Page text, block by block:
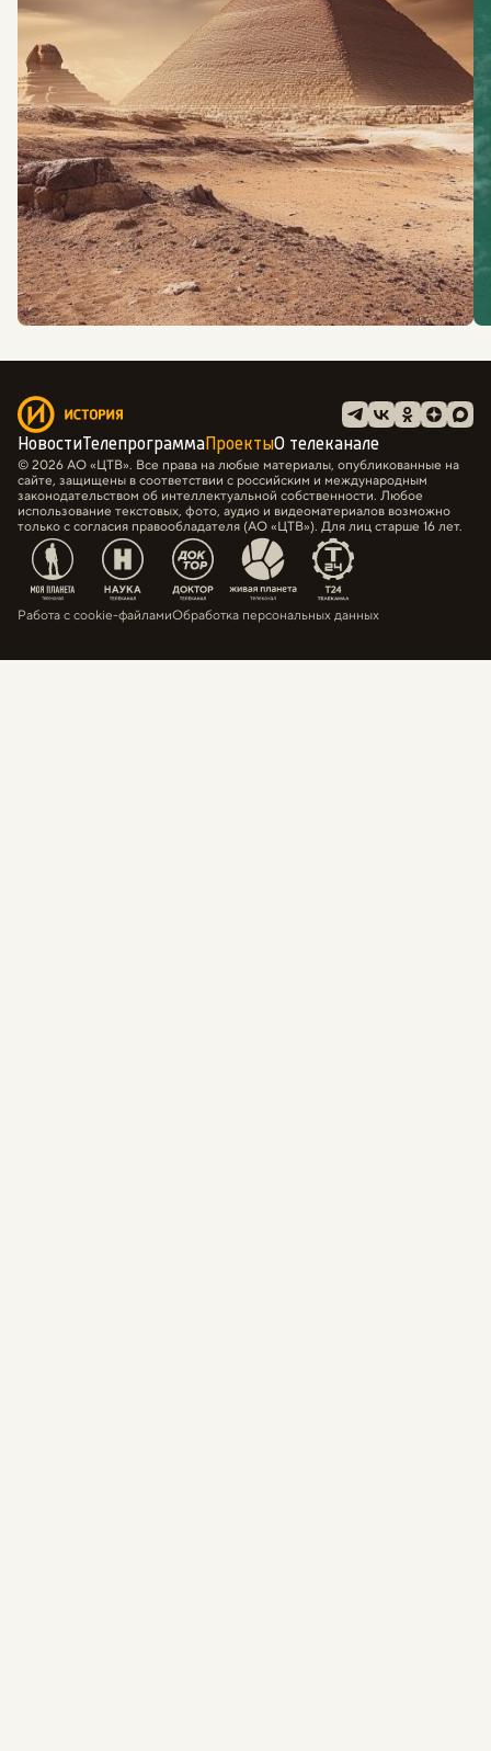
НовостиТелепрограммаПроектыО телеканале
© 2026 АО «ЦТВ». Все права на любые материалы, опубликованные на
сайте, защищены в соответствии с российским и международным
законодательством об интеллектуальной собственности. Любое
использование текстовых, фото, аудио и видеоматериалов возможно
только с согласия правообладателя (АО «ЦТВ»). Для лиц старше 16 лет.
Работа с cookie-файламиОбработка персональных данных